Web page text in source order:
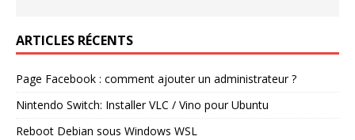
ARTICLES RÉCENTS
Page Facebook : comment ajouter un administrateur ?
Nintendo Switch: Installer VLC / Vino pour Ubuntu
Reboot Debian sous Windows WSL